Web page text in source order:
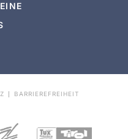
BARRIEREFREIHEIT